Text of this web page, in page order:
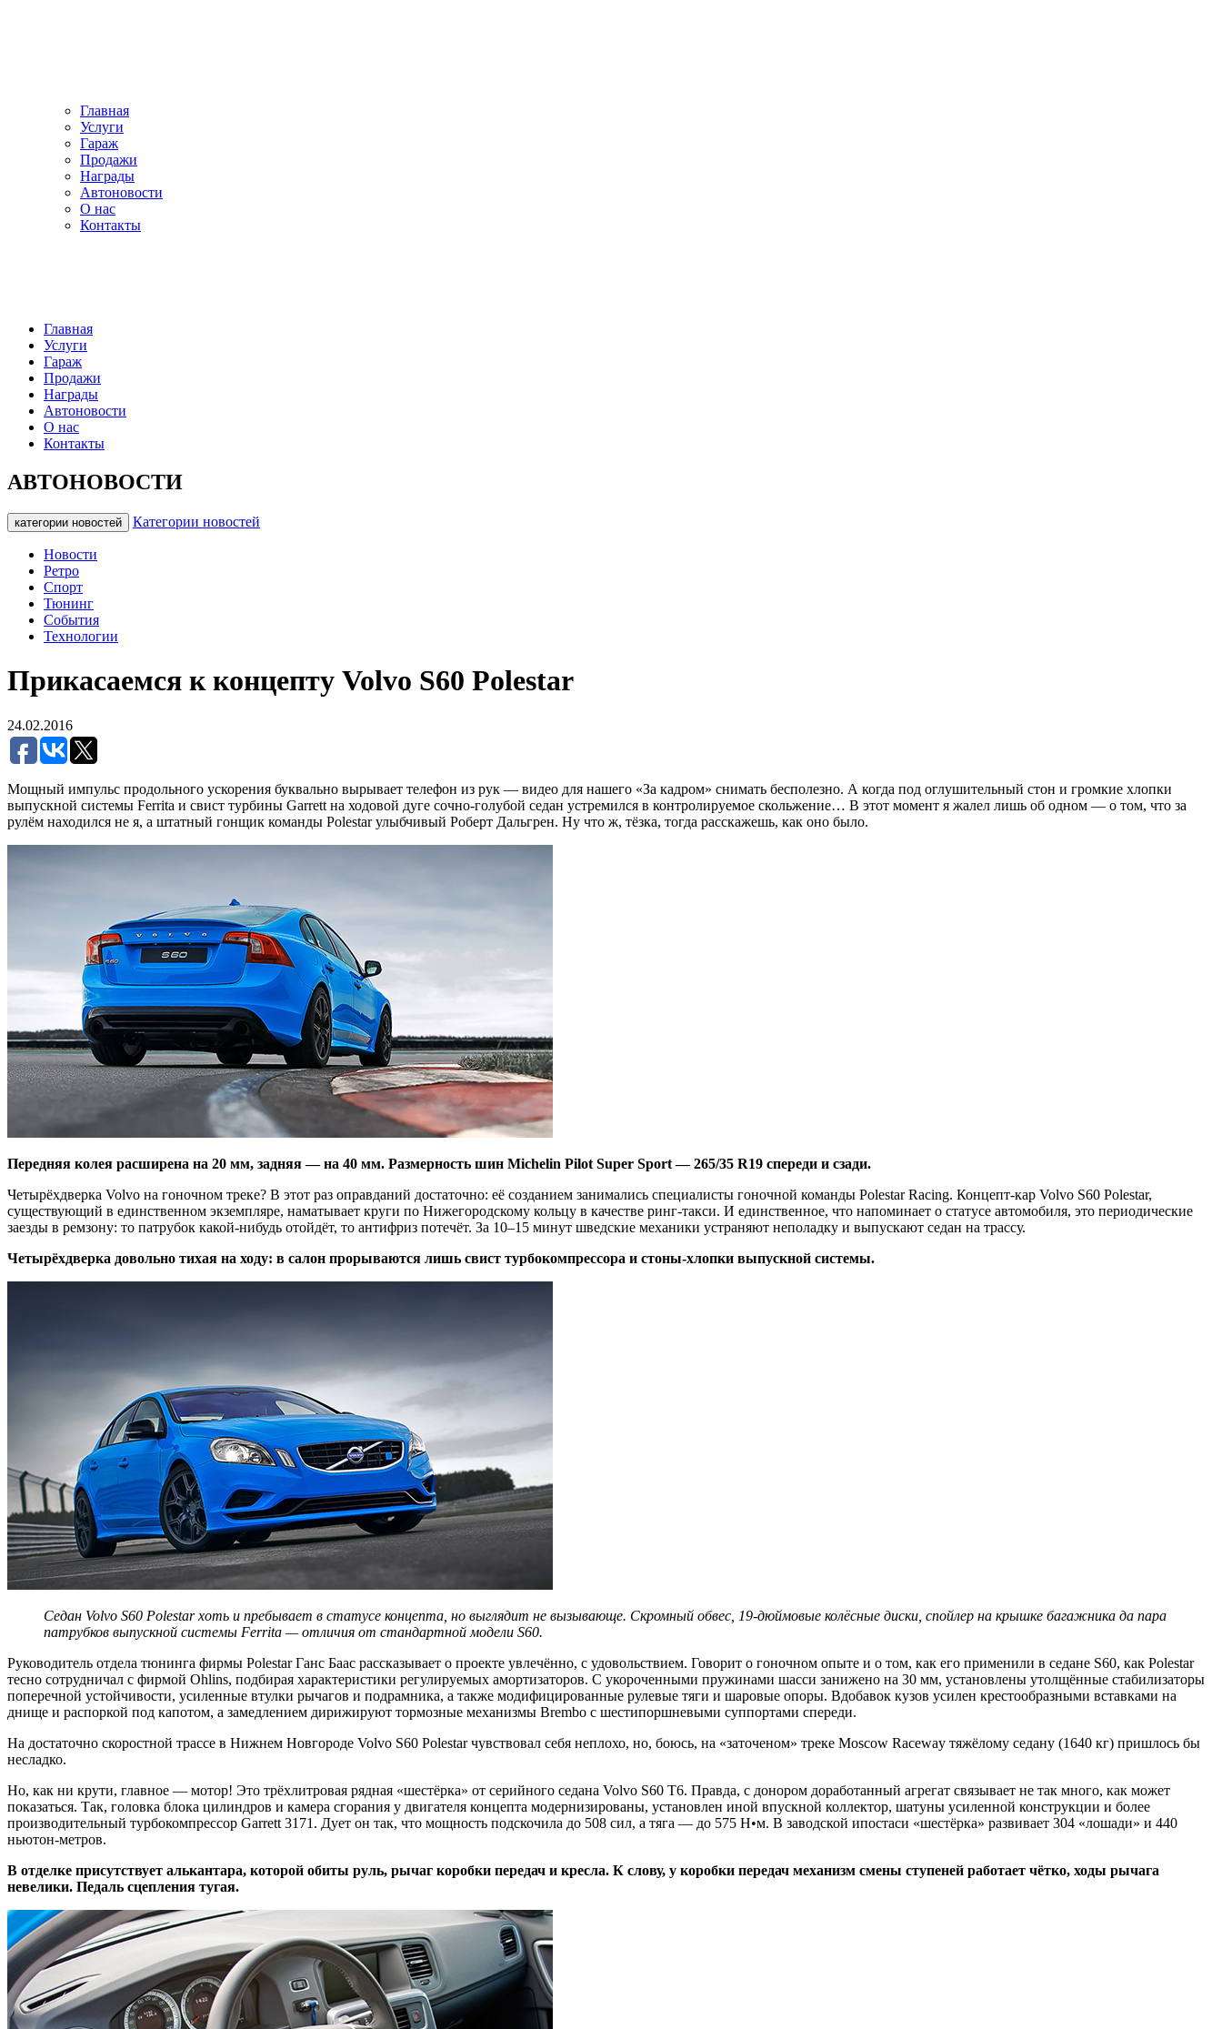
Главная
Услуги
Гараж
Продажи
Награды
Автоновости
О нас
Контакты
Главная
Услуги
Гараж
Продажи
Награды
Автоновости
О нас
Контакты
АВТОНОВОСТИ
категории новостей Категории новостей
Новости
Ретро
Спорт
Тюнинг
События
Технологии
Прикасаемся к концепту Volvo S60 Polestar
24.02.2016
Мощный импульс продольного ускорения буквально вырывает телефон из рук — видео для нашего «За кадром» снимать бесполезно. А когда под оглушительный стон и громкие хлопки
выпускной системы Ferrita и свист турбины Garrett на ходовой дуге сочно-голубой седан устремился в контролируемое скольжение… В этот момент я жалел лишь об одном — о том, что за
рулём находился не я, а штатный гонщик команды Polestar улыбчивый Роберт Дальгрен. Ну что ж, тёзка, тогда расскажешь, как оно было.
Передняя колея расширена на 20 мм, задняя — на 40 мм. Размерность шин Michelin Pilot Super Sport — 265/35 R19 спереди и сзади.
Четырёхдверка Volvo на гоночном треке? В этот раз оправданий достаточно: её созданием занимались специалисты гоночной команды Polestar Racing. Концепт-кар Volvo S60 Polestar,
существующий в единственном экземпляре, наматывает круги по Нижегородскому кольцу в качестве ринг-такси. И единственное, что напоминает о статусе автомобиля, это периодические
заезды в ремзону: то патрубок какой-нибудь отойдёт, то антифриз потечёт. За 10–15 минут шведские механики устраняют неполадку и выпускают седан на трассу.
Четырёхдверка довольно тихая на ходу: в салон прорываются лишь свист турбокомпрессора и стоны-хлопки выпускной системы.
Седан Volvo S60 Polestar хоть и пребывает в статусе концепта, но выглядит не вызывающе. Скромный обвес, 19-дюймовые колёсные диски, спойлер на крышке багажника да пара
патрубков выпускной системы Ferrita — отличия от стандартной модели S60.
Руководитель отдела тюнинга фирмы Polestar Ганс Баас рассказывает о проекте увлечённо, с удовольствием. Говорит о гоночном опыте и о том, как его применили в седане S60, как Polestar
тесно сотрудничал с фирмой Ohlins, подбирая характеристики регулируемых амортизаторов. С укороченными пружинами шасси занижено на 30 мм, установлены утолщённые стабилизаторы
поперечной устойчивости, усиленные втулки рычагов и подрамника, а также модифицированные рулевые тяги и шаровые опоры. Вдобавок кузов усилен крестообразными вставками на
днище и распоркой под капотом, а замедлением дирижируют тормозные механизмы Brembo с шестипоршневыми суппортами спереди.
На достаточно скоростной трассе в Нижнем Новгороде Volvo S60 Polestar чувствовал себя неплохо, но, боюсь, на «заточеном» треке Moscow Raceway тяжёлому седану (1640 кг) пришлось бы
несладко.
Но, как ни крути, главное — мотор! Это трёхлитровая рядная «шестёрка» от серийного седана Volvo S60 T6. Правда, с донором доработанный агрегат связывает не так много, как может
показаться. Так, головка блока цилиндров и камера сгорания у двигателя концепта модернизированы, установлен иной впускной коллектор, шатуны усиленной конструкции и более
производительный турбокомпрессор Garrett 3171. Дует он так, что мощность подскочила до 508 сил, а тяга — до 575 Н•м. В заводской ипостаси «шестёрка» развивает 304 «лошади» и 440
ньютон-метров.
В отделке присутствует алькантара, которой обиты руль, рычаг коробки передач и кресла. К слову, у коробки передач механизм смены ступеней работает чётко, ходы рычага
невелики. Педаль сцепления тугая.